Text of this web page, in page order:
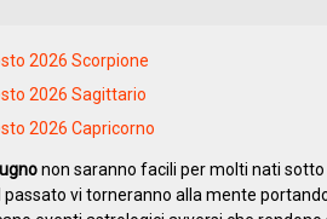
2026 Scorpione
2026 Sagittario
2026 Capricorno
non saranno facili per molti nati sotto
passato vi torneranno alla mente